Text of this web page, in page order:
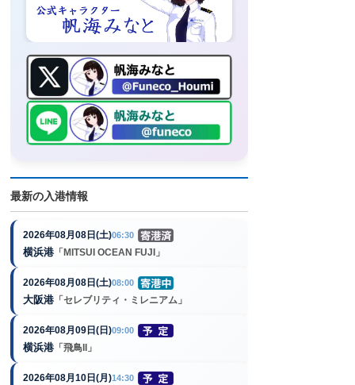
最新の入港情報
2026年08月08日(土)06:30
横浜港 「MITSUI OCEAN FUJI」
2026年08月08日(土)08:00
大阪港 「セレブリティ・ミレニアム」
2026年08月09日(日)09:00
横浜港 「飛鳥II」
2026年08月10日(月)14:30